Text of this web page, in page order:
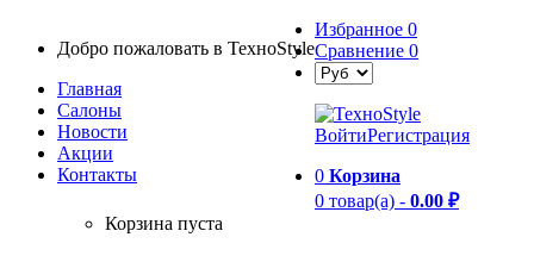
Добро пожаловать в TexноStyle
Главная
Салоны
Новости
Aкции
Контакты
Избранное 0
Сравнение 0
ВойтиРегистрация
0 Корзина
0 товар(а) - 0.00 ₽
Корзина пуста